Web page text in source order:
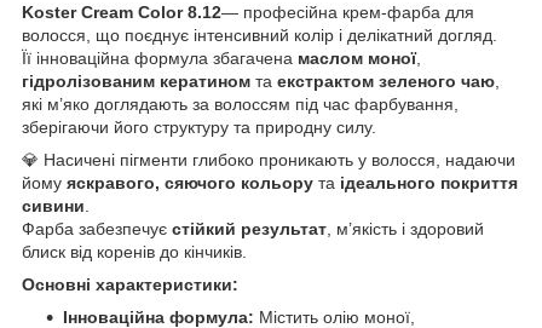
Koster Cream Color 8.12— професійна крем-фарба для
волосся, що поєднує інтенсивний колір і делікатний догляд.
Її інноваційна формула збагачена маслом моної,
гідролізованим кератином та екстрактом зеленого чаю
які м’яко доглядають за волоссям під час фарбування,
зберігаючи його структуру та природну силу.
💎 Насичені пігменти глибоко проникають у волосся, надаючи
йому яскравого, сяючого кольору та ідеального покриття
сивини
Фарба забезпечує стійкий результат , м’якість і здоровий
блиск від коренів до кінчиків.
Основні характеристики:
Інноваційна формула: Містить олію моної,